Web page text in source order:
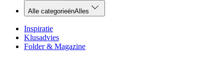
Alle categorieënAlles
Inspiratie
Klusadvies
Folder & Magazine